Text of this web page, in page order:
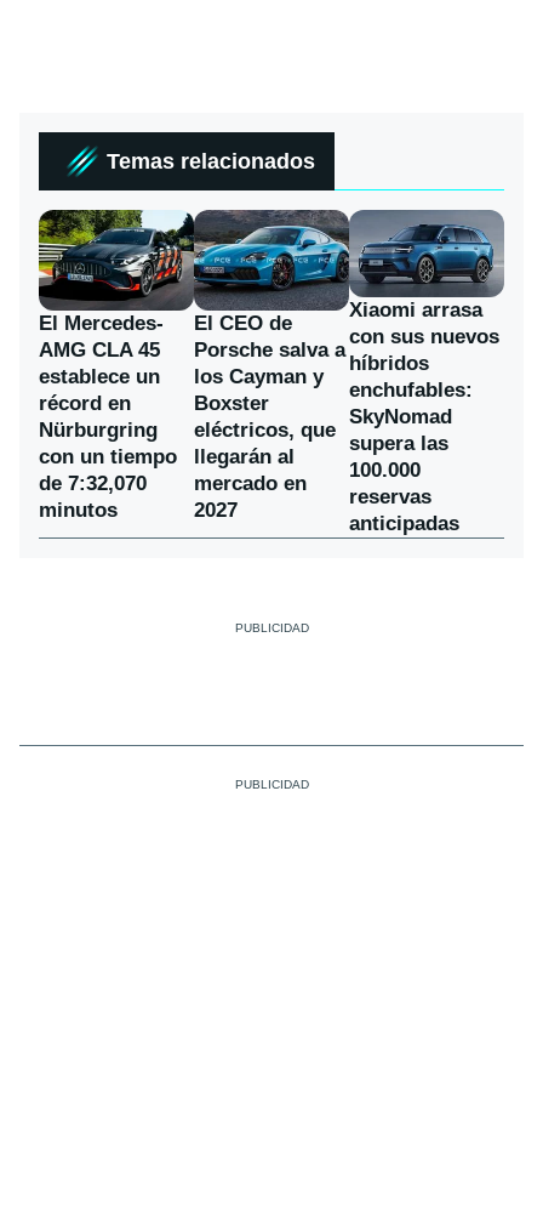
Temas relacionados
El Mercedes-
AMG CLA 45
establece un
récord en
Nürburgring
con un tiempo
de 7:32,070
minutos
El CEO de
Porsche salva a
los Cayman y
Boxster
eléctricos, que
llegarán al
mercado en
2027
Xiaomi arrasa
con sus nuevos
híbridos
enchufables:
SkyNomad
supera las
100.000
reservas
anticipadas